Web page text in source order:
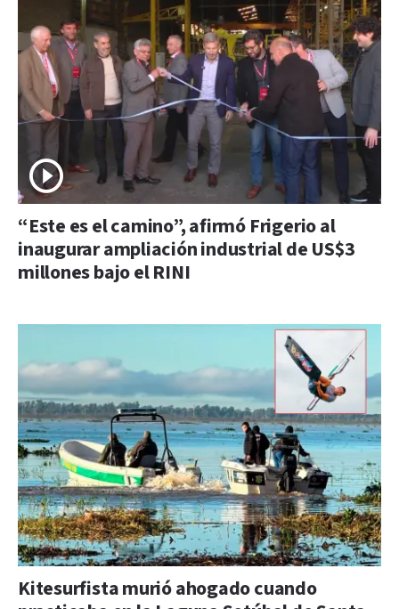
“Este es el camino”, afirmó Frigerio al
inaugurar ampliación industrial de US$3
millones bajo el RINI
Kitesurfista murió ahogado cuando